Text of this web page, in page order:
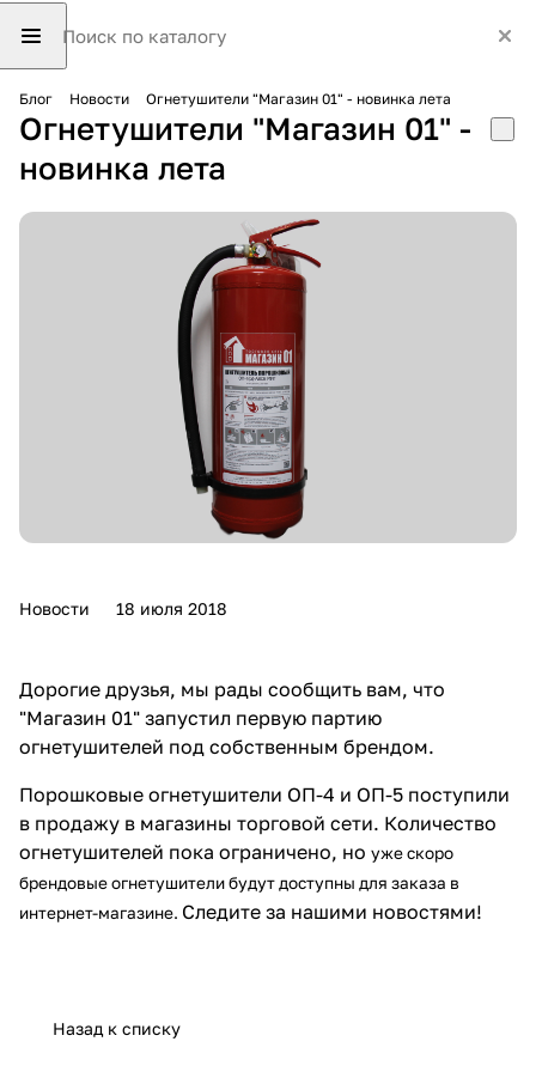
Блог Новости Огнетушители "Магазин 01" - новинка лета
Огнетушители "Магазин 01" -
новинка лета
Новости 18 июля 2018
Дорогие друзья, мы рады сообщить вам, что
"Магазин 01" запустил первую партию
огнетушителей под собственным брендом.
Порошковые огнетушители ОП-4 и ОП-5 поступили
в продажу в магазины торговой сети. Количество
огнетушителей пока ограничено, но уже скоро
брендовые огнетушители будут доступны для заказа в
интернет-магазине. Следите за нашими новостями!
Назад к списку